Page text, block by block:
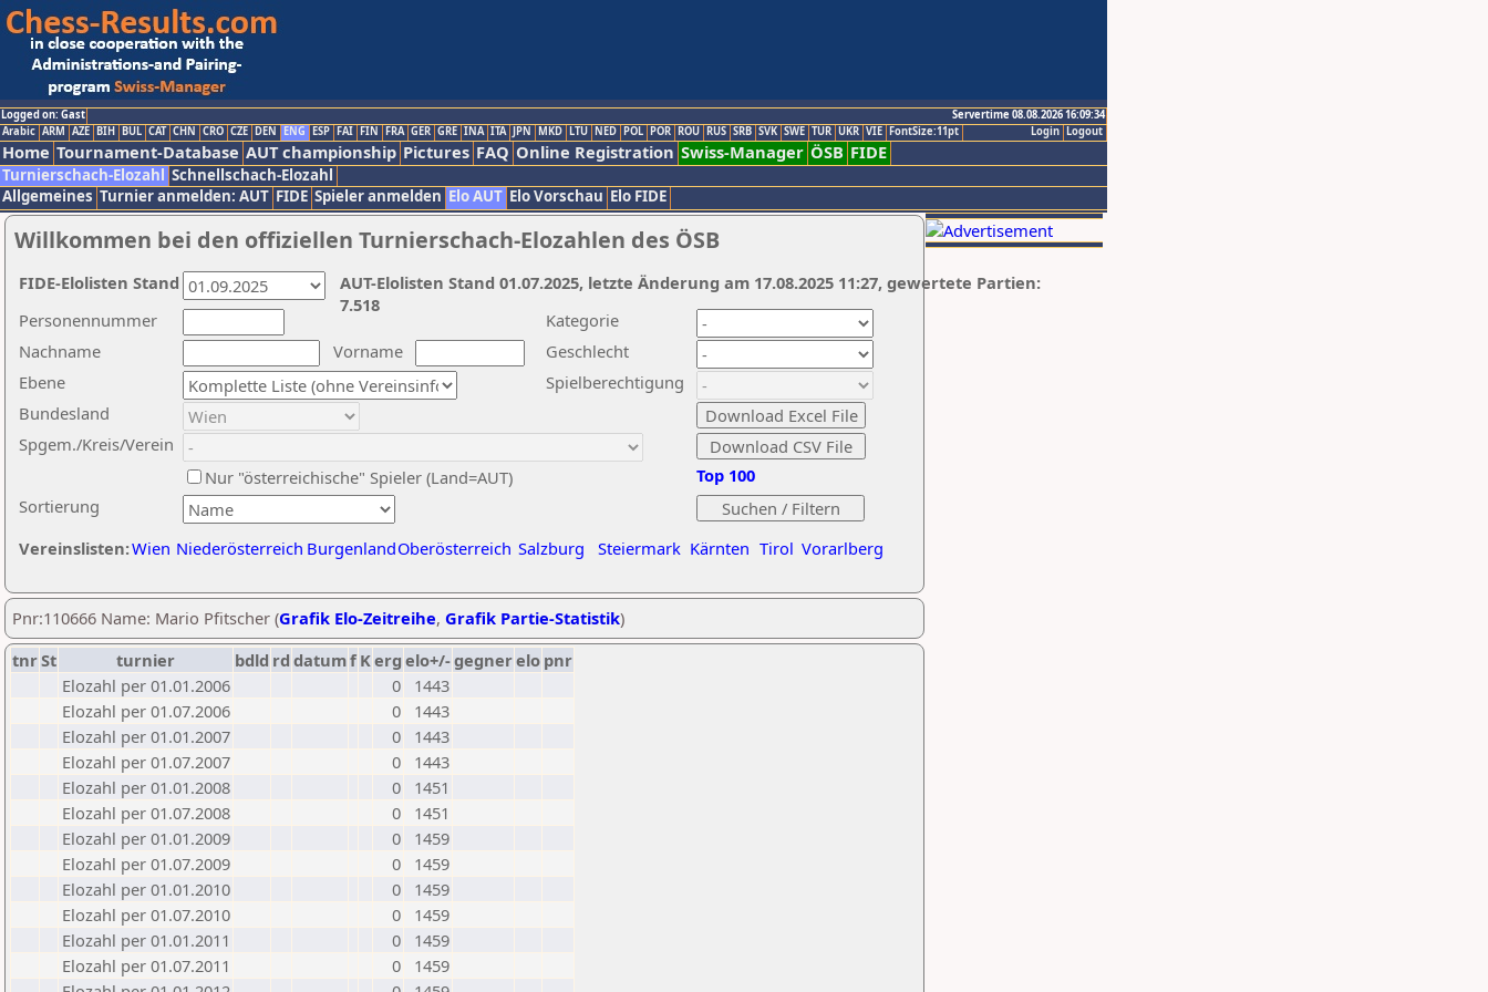
Logged on: Gast
Servertime 08.08.2026 16:09:34
Logout
Login
Arabic ARM AZE BIH BUL CAT CHN CRO CZE DEN ENG ESP FAI FIN FRA GER GRE INA ITA JPN MKD LTU NED POL POR ROU RUS SRB SVK SWE TUR UKR VIE FontSize:11pt
Home Tournament-Database AUT championship Pictures FAQ Online Registration Swiss-Manager ÖSB FIDE
Turnierschach-Elozahl Schnellschach-Elozahl
Allgemeines Turnier anmelden: AUT FIDE Spieler anmelden Elo AUT Elo Vorschau Elo FIDE
Willkommen bei den offiziellen Turnierschach-Elozahlen des ÖSB
Nachname
Vorname
Ebene
Kategorie
Sortierung
Personennummer
Bundesland
Spgem./Kreis/Verein
Geschlecht
Nur "österreichische" Spieler (Land=AUT)
Spielberechtigung
Vereinslisten:Wien Niederösterreich BurgenlandOberösterreich Salzburg Steiermark Kärnten Tirol Vorarlberg
Top 100
AUT-Elolisten Stand 01.07.2025, letzte Änderung am 17.08.2025 11:27, gewertete Partien:
7.518
FIDE-Elolisten Stand
Pnr:110666 Name: Mario Pfitscher (Grafik Elo-Zeitreihe, Grafik Partie-Statistik)
tnrSt turnier bdld rd datumf Kerg elo+/-gegnerelo pnr
Elozahl per 01.01.2006
0
1443
Elozahl per 01.07.2006
0
1443
Elozahl per 01.01.2007
0
1443
Elozahl per 01.07.2007
0
1443
Elozahl per 01.01.2008
0
1451
Elozahl per 01.07.2008
0
1451
Elozahl per 01.01.2009
0
1459
Elozahl per 01.07.2009
0
1459
Elozahl per 01.01.2010
0
1459
Elozahl per 01.07.2010
0
1459
Elozahl per 01.01.2011
0
1459
Elozahl per 01.07.2011
0
1459